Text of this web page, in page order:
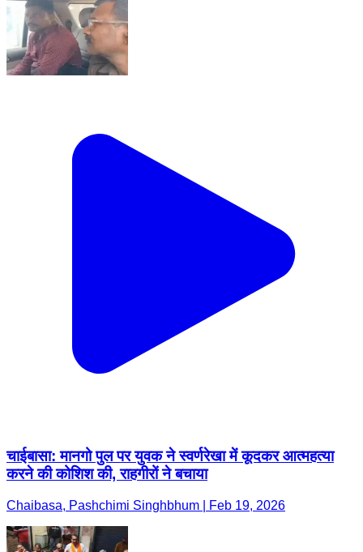
चाईबासा: मानगो पुल पर युवक ने स्वर्णरेखा में कूदकर आत्महत्या
करने की कोशिश की, राहगीरों ने बचाया
Chaibasa, Pashchimi Singhbhum | Feb 19, 2026